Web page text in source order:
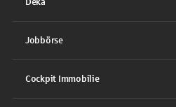
Jobbörse
Cockpit Immobilie